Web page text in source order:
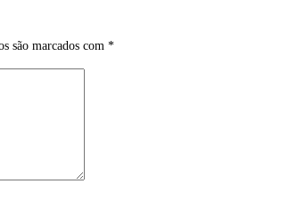
são marcados com *